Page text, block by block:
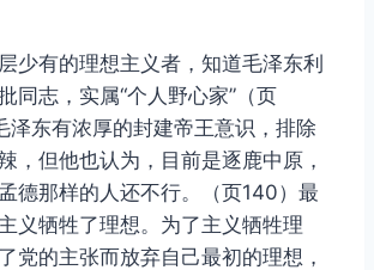
少有的理想主义者，知道毛泽东利
同志，实属“个人野心家”（页
泽东有浓厚的封建帝王意识，排除
，但他也认为，目前是逐鹿中原，
德那样的人还不行。（页140）最
义牺牲了理想。为了主义牺牲理
党的主张而放弃自己最初的理想，